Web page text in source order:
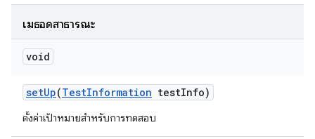
เมธอดสาธารณะ
void
setUp(TestInformation testInfo)
ตั้งค่าเป้าหมายสําหรับการทดสอบ